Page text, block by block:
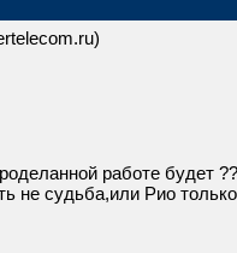
работе будет ??
не судьба,или Рио